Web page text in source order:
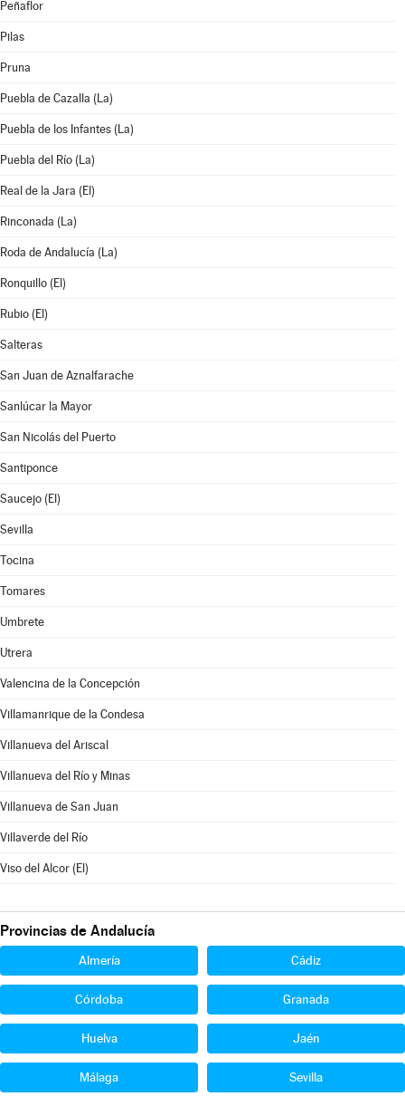
Peñaflor
Pilas
Pruna
Puebla de Cazalla (La)
Puebla de los Infantes (La)
Puebla del Río (La)
Real de la Jara (El)
Rinconada (La)
Roda de Andalucía (La)
Ronquillo (El)
Rubio (El)
Salteras
San Juan de Aznalfarache
Sanlúcar la Mayor
San Nicolás del Puerto
Santiponce
Saucejo (El)
Sevilla
Tocina
Tomares
Umbrete
Utrera
Valencina de la Concepción
Villamanrique de la Condesa
Villanueva del Ariscal
Villanueva del Río y Minas
Villanueva de San Juan
Villaverde del Río
Viso del Alcor (El)
Provincias de Andalucía
Almería Cádiz
Córdoba Granada
Huelva Jaén
Málaga Sevilla